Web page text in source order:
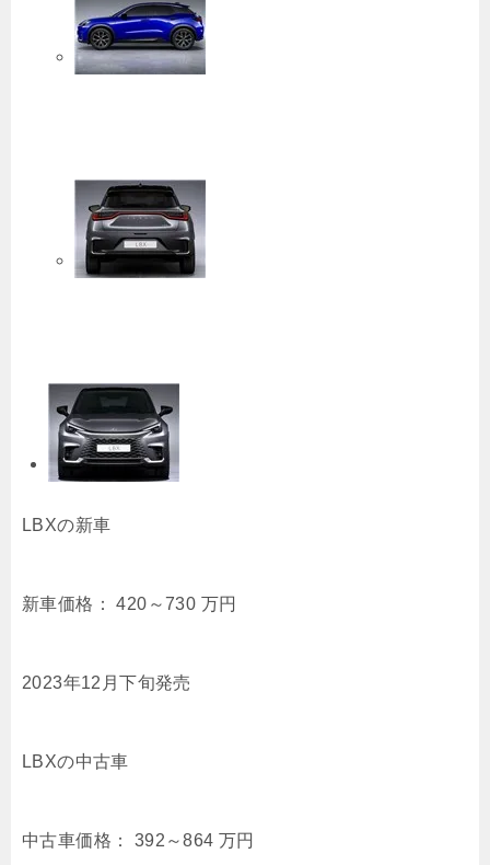
LBXの新車
新車価格： 420～730 万円
2023年12月下旬発売
LBXの中古車
中古車価格： 392～864 万円